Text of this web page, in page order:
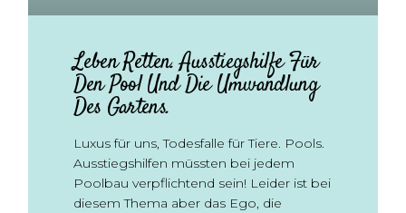
Leben Retten. Ausstiegshilfe Für
Den Pool Und Die Umwandlung
Des Gartens.
Luxus für uns, Todesfalle für Tiere. Pools.
Ausstiegshilfen müssten bei jedem
Poolbau verpflichtend sein! Leider ist bei
diesem Thema aber das Ego, die